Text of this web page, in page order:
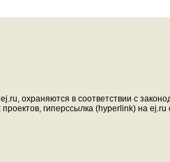
охраняются в соответствии с
гиперссылка (hyperlink) на ej.ru